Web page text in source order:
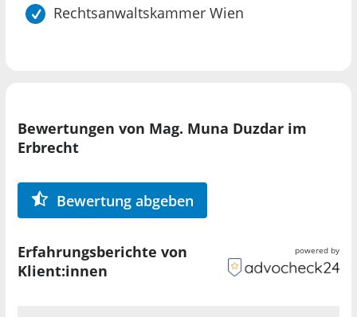
FRANKREICH
WIEN
2017-2019
WIEN
Mai. 2016
Staatssekretärin im Bundeskanzleramt
und Digitalisierung
WIEN
Rechtsanwaltskammer Wien
Bewertungen von Mag. Muna Duzdar im
Erbrecht
Bewertung abgeben
Erfahrungsberichte von
Klient:innen
powered by